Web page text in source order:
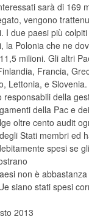
sarà di 169
vengono
I due paesi più
la Polonia che ne
milioni. Gli altri
Francia,
Lettonia, e Slovenia.
responsabili della
della Pac e
oltre cento audit
Stati membri ed
spesi se gli
non è
siano stati spesi
2013